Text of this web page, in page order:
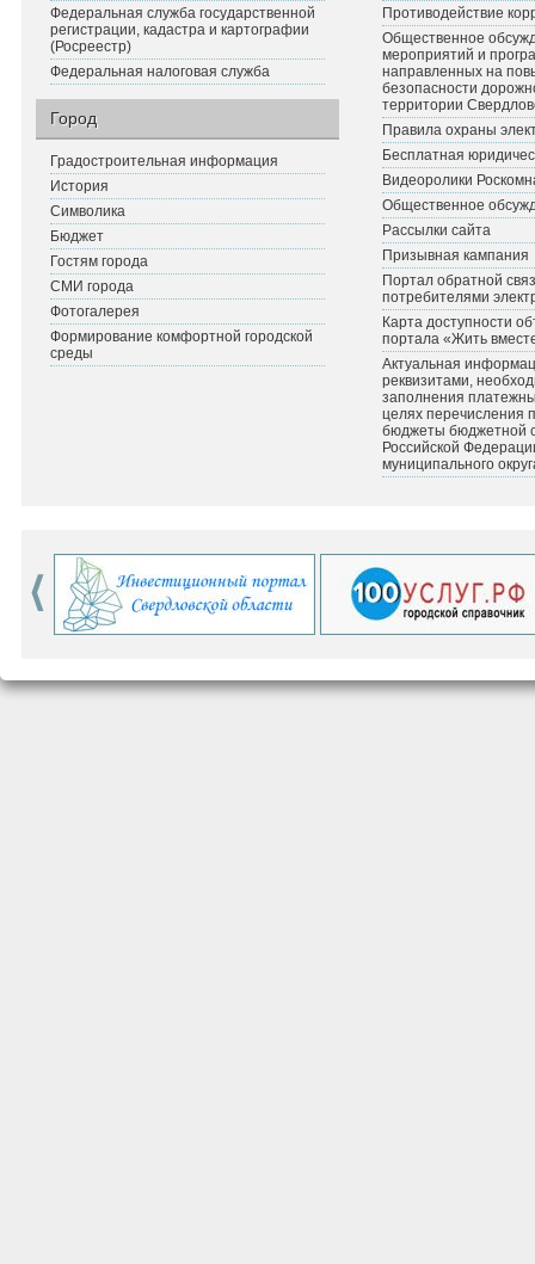
Федеральная служба государственной
регистрации, кадастра и картографии
(Росреестр)
Федеральная налоговая служба
Город
Градостроительная информация
История
Символика
Бюджет
Гостям города
СМИ города
Фотогалерея
Формирование комфортной городской
среды
Противодействие
Общественное
мероприятий и
направленных на
безопасности
территории
Правила охраны
Бесплатная
Видеоролики
Общественное
Рассылки сайта
Призывная кампания
Портал обратной
потребителями
Карта доступности
портала «Жить
Актуальная
реквизитами,
заполнения
целях перечисления
бюджеты бюджетной
Российской
муниципального